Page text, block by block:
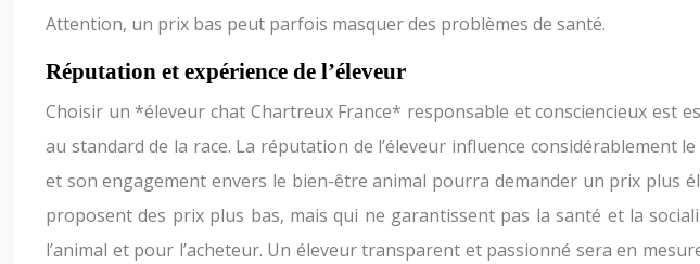
Attention, un prix bas peut parfois masquer des problèmes de santé.
Réputation et expérience de l’éleveur
Choisir un *éleveur chat Chartreux France* responsable et consciencieux est
au standard de la race. La réputation de l’éleveur influence
et son engagement envers le bien-être animal pourra demander un prix plus
proposent des prix plus bas, mais qui ne garantissent pas la santé et la
l’animal et pour l’acheteur. Un éleveur transparent et passionné sera en